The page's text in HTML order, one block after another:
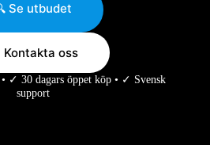
Se utbudet
Kontakta oss
✓ 30 dagars öppet köp • ✓ Svensk
support